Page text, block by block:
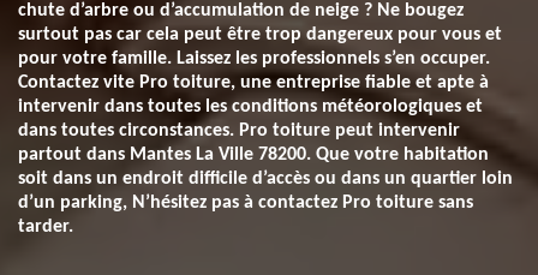
chute d’arbre ou d’accumulation de neige ? Ne bougez
surtout pas car cela peut être trop dangereux pour vous et
pour votre famille. Laissez les professionnels s’en occuper.
Contactez vite Pro toiture, une entreprise fiable et apte à
intervenir dans toutes les conditions météorologiques et
dans toutes circonstances. Pro toiture peut intervenir
partout dans Mantes La Ville 78200. Que votre habitation
soit dans un endroit difficile d’accès ou dans un quartier loin
d’un parking, N’hésitez pas à contactez Pro toiture sans
tarder.